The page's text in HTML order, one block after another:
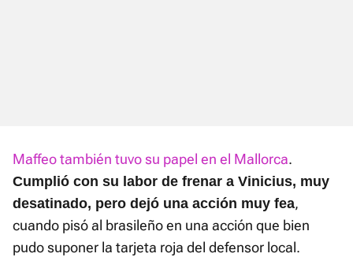
Maffeo también tuvo su papel en el Mallorca.
Cumplió con su labor de frenar a Vinicius, muy
desatinado, pero dejó una acción muy fea,
cuando pisó al brasileño en una acción que bien
pudo suponer la tarjeta roja del defensor local.